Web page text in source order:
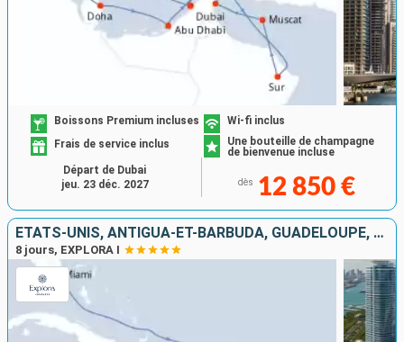
Boissons Premium incluses
Wi-fi inclus
Frais de service inclus
Une bouteille de champagne
de bienvenue incluse
dès 12 850 €
Départ de Dubai
jeu. 23 déc. 2027
ÉTATS-UNIS, ANTIGUA-ET-BARBUDA, GUADELOUPE, SAINT-MARTIN, PORTO RICO
8 jours, EXPLORA I